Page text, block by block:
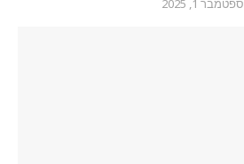
ספטמבר 1, 2025